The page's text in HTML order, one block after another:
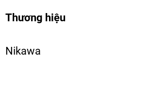
Thương hiệu
Nikawa